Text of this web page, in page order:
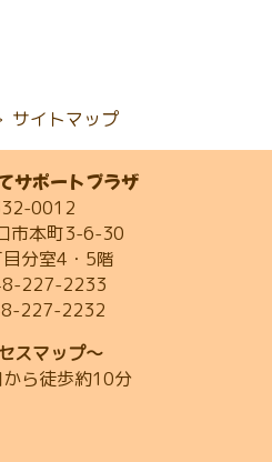
サイトマップ
サポートプラザ
0012
市本町3-6-30
分室4・5階
227-2233
227-2232
スマップ～
ら徒歩約10分